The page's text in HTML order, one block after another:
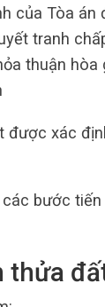
của Tòa
tranh
thuận hòa
được xác
bước tiến
thửa